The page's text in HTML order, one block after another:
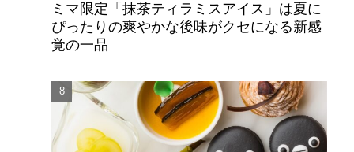
ミマ限定「抹茶ティラミスアイス」は夏に
ぴったりの爽やかな後味がクセになる新感
覚の一品